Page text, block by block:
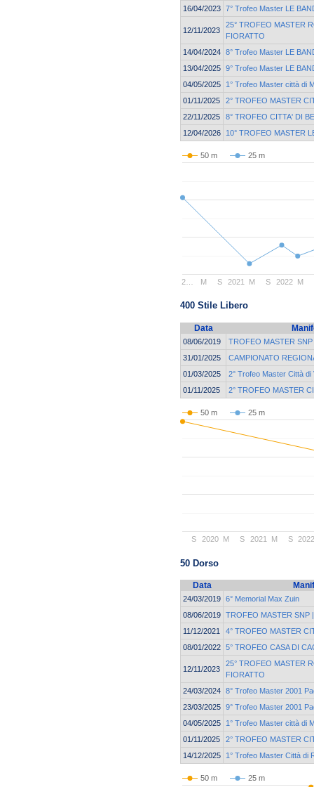
16/04/2023 7° Trofeo Master LE
12/11/2023
25° TROFEO MASTER
FIORATTO
14/04/2024 8° Trofeo Master LE
13/04/2025 9° Trofeo Master LE
04/05/2025
1° Trofeo Master città di
01/11/2025
2° TROFEO MASTER
22/11/2025
8° TROFEO CITTA' DI
12/04/2026
10° TROFEO MASTER
50 m 25 m
2… 2021 2022
M S M S M
400 Stile Libero
Data
08/06/2019
TROFEO MASTER
31/01/2025
CAMPIONATO
01/03/2025
2° Trofeo Master Città
01/11/2025
2° TROFEO MASTER
50 m 25 m
2020 2021
S M S M S
50 Dorso
Data
24/03/2019 6° Memorial Max Zuin
08/06/2019 TROFEO MASTER SNP
11/12/2021
4° TROFEO MASTER
08/01/2022 5° TROFEO CASA DI
12/11/2023
25° TROFEO MASTER
FIORATTO
24/03/2024 8° Trofeo Master 2001
23/03/2025 9° Trofeo Master 2001
04/05/2025
1° Trofeo Master città di
01/11/2025
2° TROFEO MASTER
14/12/2025
1° Trofeo Master Città di
50 m 25 m